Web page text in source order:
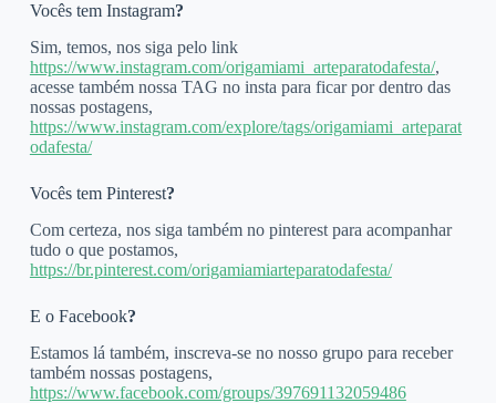
Vocês tem Instagram?
Sim, temos, nos siga pelo link
https://www.instagram.com/origamiami_arteparatodafesta/,
acesse também nossa TAG no insta para ficar por dentro das
nossas postagens,
https://www.instagram.com/explore/tags/origamiami_arteparat
odafesta/
Vocês tem Pinterest?
Com certeza, nos siga também no pinterest para acompanhar
tudo o que postamos,
https://br.pinterest.com/origamiamiarteparatodafesta/
E o Facebook?
Estamos lá também, inscreva-se no nosso grupo para receber
também nossas postagens,
https://www.facebook.com/groups/397691132059486